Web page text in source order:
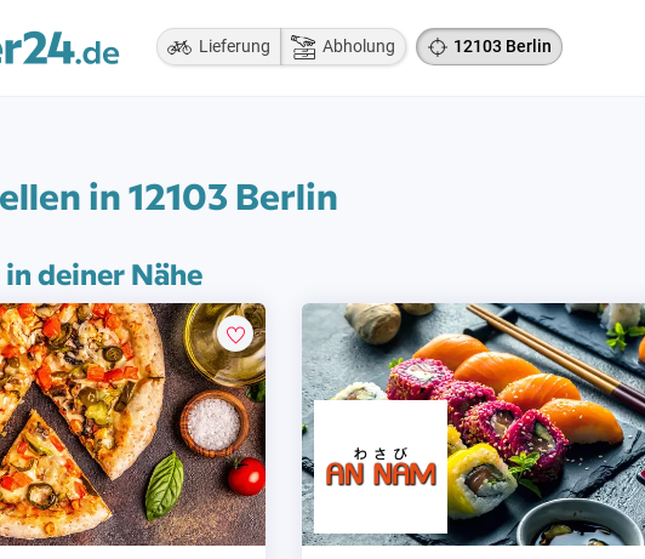
Lieferung Abholung 12103 Berlin
in 12103 Berlin
deiner Nähe